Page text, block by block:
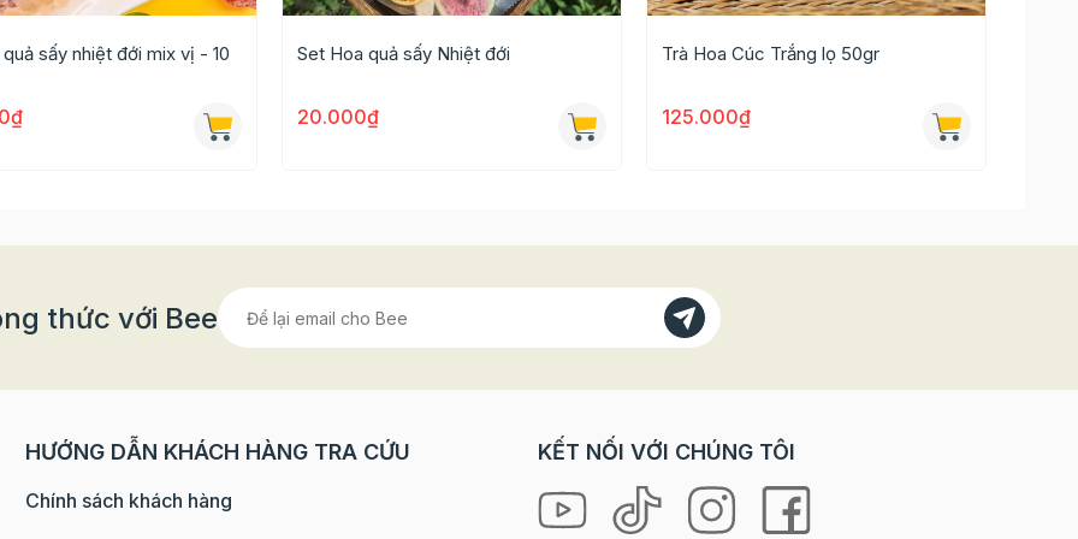
hòa tan trong 1l nước, đun sôi và thêm siro vị tùy ý rồi đổ ra
Khi trân châu nổi lên mặt nước là chín, cho nhỏ lửa đun
thạch và trân châu tùy ý và hỗn hợp trà sữa đã pha.
sấy nhiệt đới mix vị - 10
Set Hoa quả sấy Nhiệt đới
20.000₫
Trà Hoa Cúc Trắng lọ 50gr
125.000₫
thức với Bee
HƯỚNG DẪN KHÁCH HÀNG TRA CỨU
Chính sách khách hàng
KẾT NỐI VỚI CHÚNG TÔI